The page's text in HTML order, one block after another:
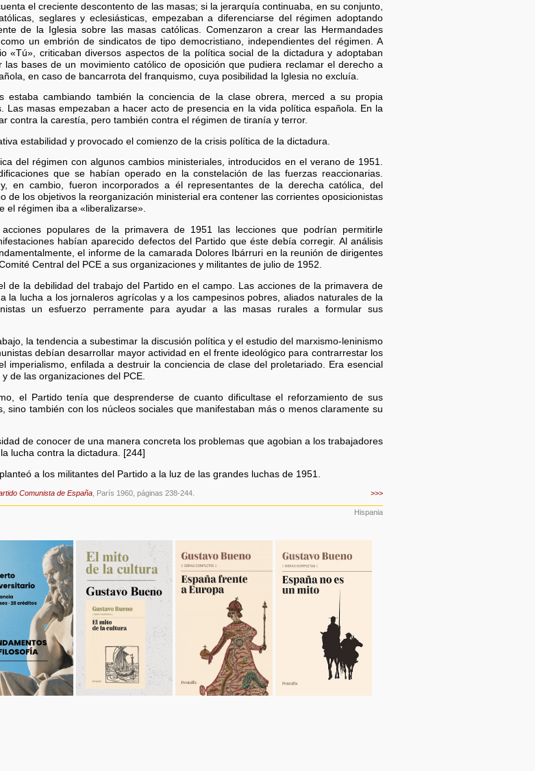
el creciente descontento de las masas; si la jerarquía continuaba, en su conjunto,
seglares y eclesiásticas, empezaban a diferenciarse del régimen adoptando
de la Iglesia sobre las masas católicas. Comenzaron a crear las Hermandades
un embrión de sindicatos de tipo democristiano, independientes del régimen. A
«Tú», criticaban diversos aspectos de la política social de la dictadura y adoptaban
bases de un movimiento católico de oposición que pudiera reclamar el derecho a
en caso de bancarrota del franquismo, cuya posibilidad la Iglesia no excluía.
estaba cambiando también la conciencia de la clase obrera, merced a su propia
Las masas empezaban a hacer acto de presencia en la vida política española. En la
contra la carestía, pero también contra el régimen de tiranía y terror.
estabilidad y provocado el comienzo de la crisis política de la dictadura.
del régimen con algunos cambios ministeriales, introducidos en el verano de 1951.
que se habían operado en la constelación de las fuerzas reaccionarias.
en cambio, fueron incorporados a él representantes de la derecha católica, del
de los objetivos la reorganización ministerial era contener las corrientes oposicionistas
el régimen iba a «liberalizarse».
populares de la primavera de 1951 las lecciones que podrían permitirle
habían aparecido defectos del Partido que éste debía corregir. Al análisis
el informe de la camarada Dolores Ibárruri en la reunión de dirigentes
Central del PCE a sus organizaciones y militantes de julio de 1952.
de la debilidad del trabajo del Partido en el campo. Las acciones de la primavera de
la lucha a los jornaleros agrícolas y a los campesinos pobres, aliados naturales de la
un esfuerzo perramente para ayudar a las masas rurales a formular sus
la tendencia a subestimar la discusión política y el estudio del marxismo-leninismo
debían desarrollar mayor actividad en el frente ideológico para contrarrestar los
enfilada a destruir la conciencia de clase del proletariado. Era esencial
de las organizaciones del PCE.
el Partido tenía que desprenderse de cuanto dificultase el reforzamiento de sus
sino también con los núcleos sociales que manifestaban más o menos claramente su
de conocer de una manera concreta los problemas que agobian a los trabajadores
lucha contra la dictadura. [244]
a los militantes del Partido a la luz de las grandes luchas de 1951.
>>>
Comunista de España, París 1960, páginas 238-244.
Hispania